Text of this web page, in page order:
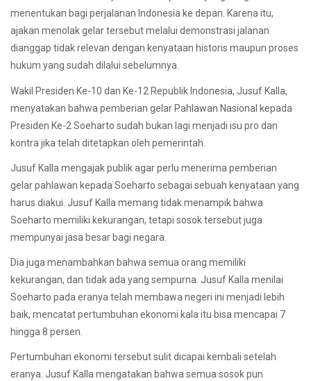
menentukan bagi perjalanan Indonesia ke depan. Karena itu,
ajakan menolak gelar tersebut melalui demonstrasi jalanan
dianggap tidak relevan dengan kenyataan historis maupun proses
hukum yang sudah dilalui sebelumnya.
Wakil Presiden Ke-10 dan Ke-12 Republik Indonesia, Jusuf Kalla,
menyatakan bahwa pemberian gelar Pahlawan Nasional kepada
Presiden Ke-2 Soeharto sudah bukan lagi menjadi isu pro dan
kontra jika telah ditetapkan oleh pemerintah.
Jusuf Kalla mengajak publik agar perlu menerima pemberian
gelar pahlawan kepada Soeharto sebagai sebuah kenyataan yang
harus diakui. Jusuf Kalla memang tidak menampik bahwa
Soeharto memiliki kekurangan, tetapi sosok tersebut juga
mempunyai jasa besar bagi negara.
Dia juga menambahkan bahwa semua orang memiliki
kekurangan, dan tidak ada yang sempurna. Jusuf Kalla menilai
Soeharto pada eranya telah membawa negeri ini menjadi lebih
baik, mencatat pertumbuhan ekonomi kala itu bisa mencapai 7
hingga 8 persen.
Pertumbuhan ekonomi tersebut sulit dicapai kembali setelah
eranya. Jusuf Kalla mengatakan bahwa semua sosok pun